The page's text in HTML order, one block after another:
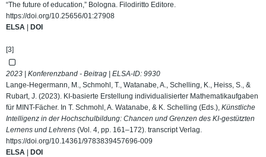
“The future of education,” Bologna. Filodiritto Editore.
https://doi.org/10.25656/01:27908
ELSA
DOI
[3]
2023 | Konferenzband - Beitrag | ELSA-ID: 9930
Lange-Hegermann, M., Schmohl, T., Watanabe, A., Schelling, K., Heiss, S., &
Rubart, J. (2023). KI-basierte Erstellung individualisierter Mathematikaufgaben
für MINT-Fächer. In T. Schmohl, A. Watanabe, & K. Schelling (Eds.), Künstliche
Intelligenz in der Hochschulbildung: Chancen und Grenzen des KI-gestützten
Lernens und Lehrens (Vol. 4, pp. 161–172). transcript Verlag.
https://doi.org/10.14361/9783839457696-009
ELSA
DOI